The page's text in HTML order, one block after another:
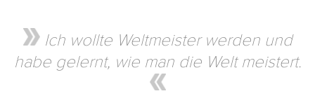
Ich wollte Weltmeister werden und
habe gelernt, wie man die Welt meistert.